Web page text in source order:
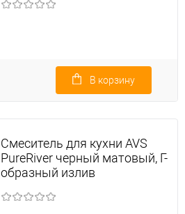
В корзину
Смеситель для кухни AVS
PureRiver черный матовый, Г-
образный излив